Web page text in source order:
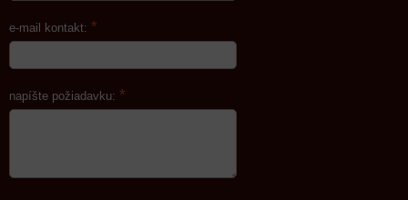
e-mail kontakt: *
napíšte požiadavku: *